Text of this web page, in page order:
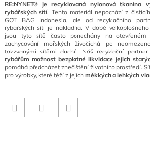
RE:NYNET® je recyklovaná nylonová tkanina
rybářských sítí. Tento materiál nepochází z
GOT BAG Indonesia, ale od recyklačního
rybářských sítí je nákladná. V době
jsou tyto sítě často ponechány na
zachycování mořských živočichů po
takzvanými sítěmi duchů. Náš recyklační
rybářům možnost bezplatné likvidace jejich
pomáhá předcházet znečištění životního prostředí.
pro výrobky, které těží z jejích měkkých a lehkých